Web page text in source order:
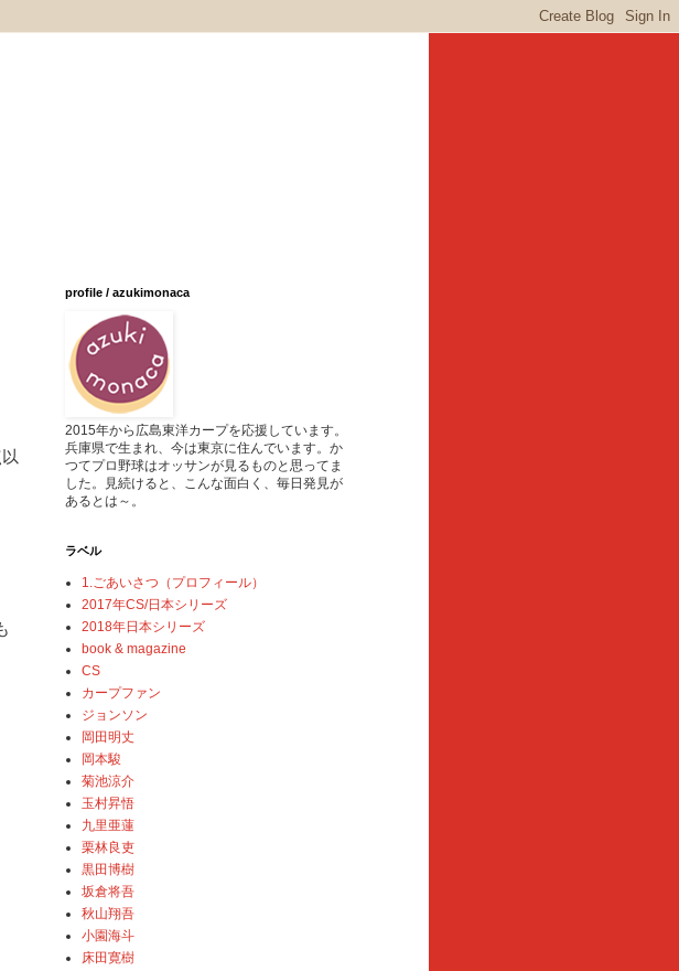
profile / azukimonaca
2015年から広島東洋カープを応援しています。
兵庫県で生まれ、今は東京に住んでいます。か
つてプロ野球はオッサンが見るものと思ってま
した。見続けると、こんな面白く、毎日発見が
あるとは～。
ラベル
1.ごあいさつ（プロフィール）
2017年CS/日本シリーズ
2018年日本シリーズ
book & magazine
CS
カープファン
ジョンソン
岡田明丈
岡本駿
菊池涼介
玉村昇悟
九里亜蓮
栗林良吏
黒田博樹
坂倉将吾
秋山翔吾
小園海斗
床田寛樹